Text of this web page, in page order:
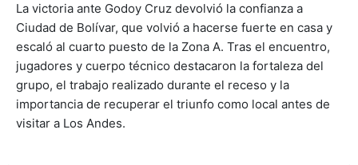
La victoria ante Godoy Cruz devolvió la confianza a
Ciudad de Bolívar, que volvió a hacerse fuerte en casa y
escaló al cuarto puesto de la Zona A. Tras el encuentro,
jugadores y cuerpo técnico destacaron la fortaleza del
grupo, el trabajo realizado durante el receso y la
importancia de recuperar el triunfo como local antes de
visitar a Los Andes.